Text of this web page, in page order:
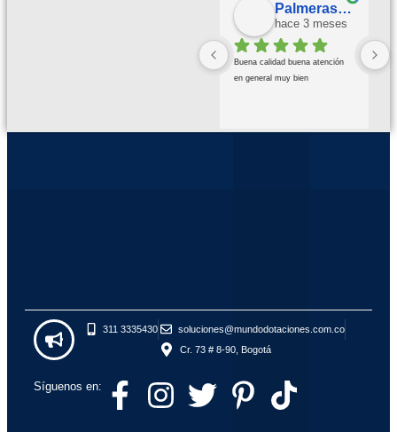
Palmeras Doradas
hace 3 meses
Buena calidad buena atención
en general muy bien
311 3335430
soluciones@mundodotaciones.com.co
Cr. 73 # 8-90, Bogotá
Síguenos en: